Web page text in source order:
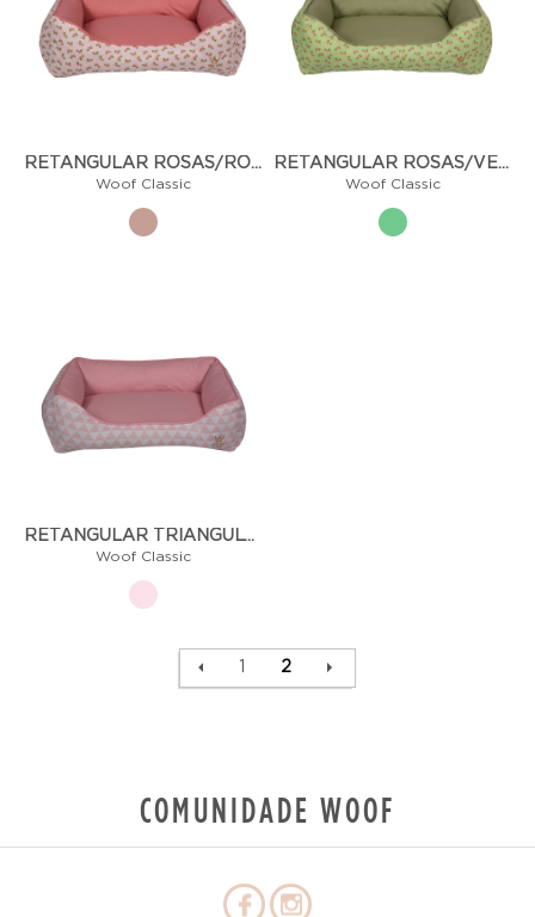
RETANGULAR ROSAS/ROSÊ R077
Woof Classic
RETANGULAR ROSAS/VERDE R078
Woof Classic
RETANGULAR TRIÂNGULOS/ROSA CLARO R076
Woof Classic
2
COMUNIDADE WOOF